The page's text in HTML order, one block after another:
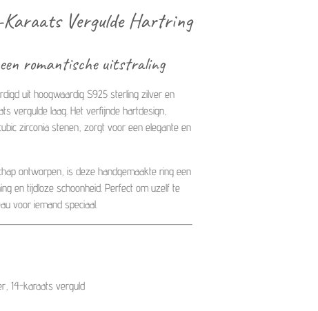
Vergulde Hartring
romantische uitstraling
uit hoogwaardig S925 sterling zilver en
vergulde laag. Het verfijnde hartdesign,
zirconia stenen, zorgt voor een elegante en
ontworpen, is deze handgemaakte ring een
en tijdloze schoonheid. Perfect om uzelf te
voor iemand speciaal.
14-karaats verguld